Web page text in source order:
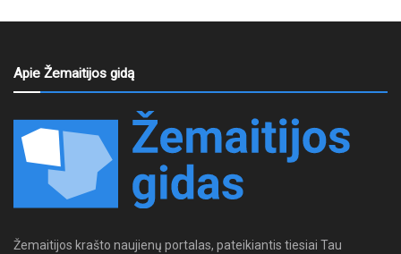
Apie Žemaitijos gidą
Žemaitijos krašto naujienų portalas, pateikiantis tiesiai Tau